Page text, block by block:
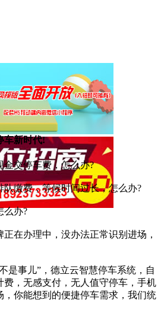
车新时代!
金交停车费，怎么办?
缴费，等候时间过长，怎么办?
么办?
在办理中，没办法正常识别进场，
是事儿”，德立云智慧停车系统，自
费，无感支付，无人值守停车，手机
，你能想到的便捷停车需求，我们统